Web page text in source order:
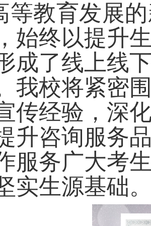
等教育发展
始终以提升
成了线上线
我校将紧密
传经验，深
升咨询服务
服务广大考
实生源基础